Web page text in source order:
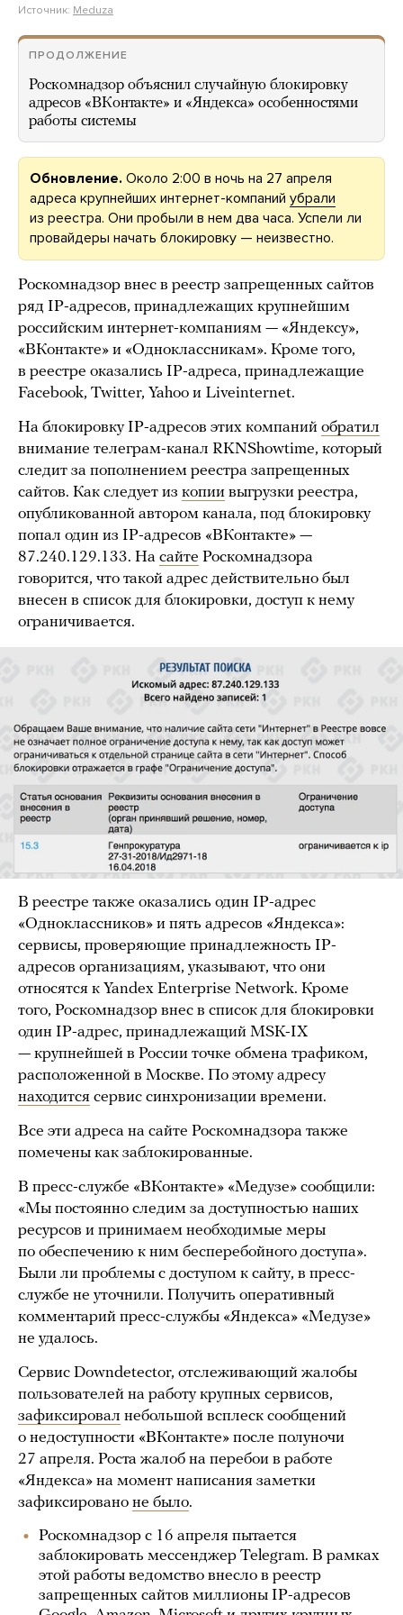
Источник: Meduza
ПРОДОЛЖЕНИЕ
Роскомнадзор объяснил случайную блокировку
адресов «ВКонтакте» и «Яндекса» особенностями
работы системы
Обновление. Около 2:00 в ночь на 27 апреля
адреса крупнейших интернет-компаний убрали
из реестра. Они пробыли в нем два часа. Успели ли
провайдеры начать блокировку — неизвестно.
Роскомнадзор внес в реестр запрещенных сайтов
ряд IP-адресов, принадлежащих крупнейшим
российским интернет-компаниям — «Яндексу»,
«ВКонтакте» и «Одноклассникам». Кроме того,
в реестре оказались IP-адреса, принадлежащие
Facebook, Twitter, Yahoo и Liveinternet.
На блокировку IP-адресов этих компаний обратил
внимание телеграм-канал RKNShowtime, который
следит за пополнением реестра запрещенных
сайтов. Как следует из копии выгрузки реестра,
опубликованной автором канала, под блокировку
попал один из IP-адресов «ВКонтакте» —
87.240.129.133. На сайте Роскомнадзора
говорится, что такой адрес действительно был
внесен в список для блокировки, доступ к нему
ограничивается.
В реестре также оказались один IP-адрес
«Одноклассников» и пять адресов «Яндекса»:
сервисы, проверяющие принадлежность IP-
адресов организациям, указывают, что они
относятся к Yandex Enterprise Network. Кроме
того, Роскомнадзор внес в список для блокировки
один IP-адрес, принадлежащий MSK-IX
— крупнейшей в России точке обмена трафиком,
расположенной в Москве. По этому адресу
находится сервис синхронизации времени.
Все эти адреса на сайте Роскомнадзора также
помечены как заблокированные.
В пресс-службе «ВКонтакте» «Медузе» сообщили:
«Мы постоянно следим за доступностью наших
ресурсов и принимаем необходимые меры
по обеспечению к ним бесперебойного доступа».
Были ли проблемы с доступом к сайту, в пресс-
службе не уточнили. Получить оперативный
комментарий пресс-службы «Яндекса» «Медузе»
не удалось.
Сервис Downdetector, отслеживающий жалобы
пользователей на работу крупных сервисов,
зафиксировал небольшой всплеск сообщений
о недоступности «ВКонтакте» после полуночи
27 апреля. Роста жалоб на перебои в работе
«Яндекса» на момент написания заметки
зафиксировано не было.
Роскомнадзор с 16 апреля пытается
заблокировать мессенджер Telegram. В рамках
этой работы ведомство внесло в реестр
запрещенных сайтов миллионы IP-адресов